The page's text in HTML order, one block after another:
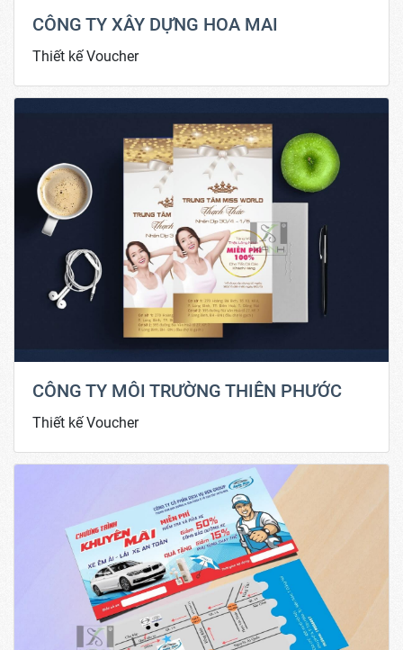
CÔNG TY XÂY DỰNG HOA MAI
Thiết kế Voucher
CÔNG TY MÔI TRƯỜNG THIÊN PHƯỚC
Thiết kế Voucher